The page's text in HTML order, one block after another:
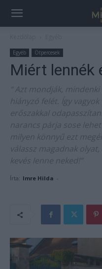
Egyéb Ötpercesek
Miért lennék
“ Azt mondják,
hiányzó felét. Így
erőszakkal
narancs párja sose
milyen könnyű ezt
válassz magadnak
kevés lenne neked!”
Írta: Imre Hilda -